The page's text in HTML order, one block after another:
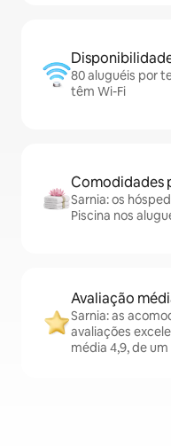
80 aluguéis por
têm Wi-Fi
Comodidades
Sarnia: os
Piscina nos
Avaliação
Sarnia: as
avaliações
média 4,9, de